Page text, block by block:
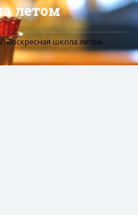
летом
/ Воскресная школа летом.